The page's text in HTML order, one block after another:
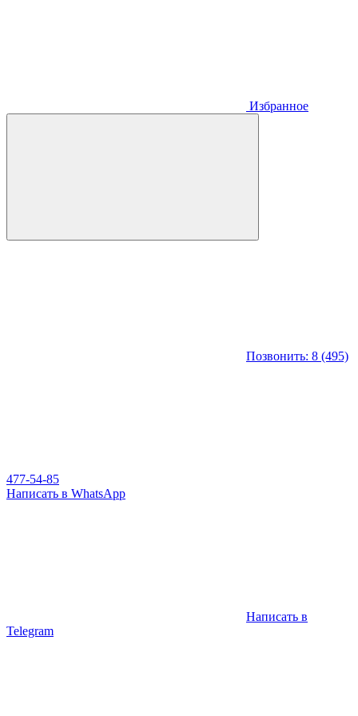
Избранное
Позвонить: 8 (495)
477-54-85
Написать в WhatsApp
Написать в
Telegram